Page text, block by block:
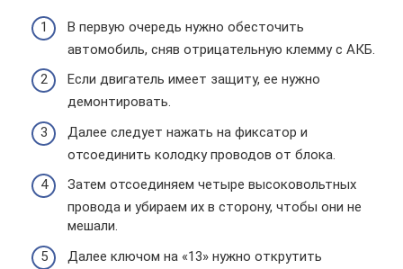
В первую очередь нужно обесточить
автомобиль, сняв отрицательную клемму с АКБ.
Если двигатель имеет защиту, ее нужно
демонтировать.
Далее следует нажать на фиксатор и
отсоединить колодку проводов от блока.
Затем отсоединяем четыре высоковольтных
провода и убираем их в сторону, чтобы они не
мешали.
Далее ключом на «13» нужно открутить